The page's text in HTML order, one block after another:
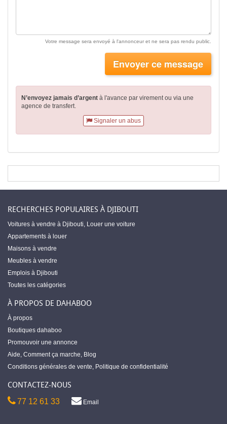
Votre message sera envoyé à l'annonceur et ne sera pas rendu public.
Envoyer ce message
N’envoyez jamais d’argent à l'avance par virementou via une
agence de transfert.
Signaler un abus
RECHERCHES POPULAIRES À DJIBOUTI
Voitures à vendre à Djibouti, Louer une voiture
Appartements à louer
Maisons à vendre
Meubles à vendre
Emplois à Djibouti
Toutes les catégories
À PROPOS DE DAHABOO
À propos
Boutiques dahaboo
Promouvoir une annonce
Aide, Comment ça marche, Blog
Conditions générales de vente, Politique de confidentialité
CONTACTEZ-NOUS
77 12 61 33 Email